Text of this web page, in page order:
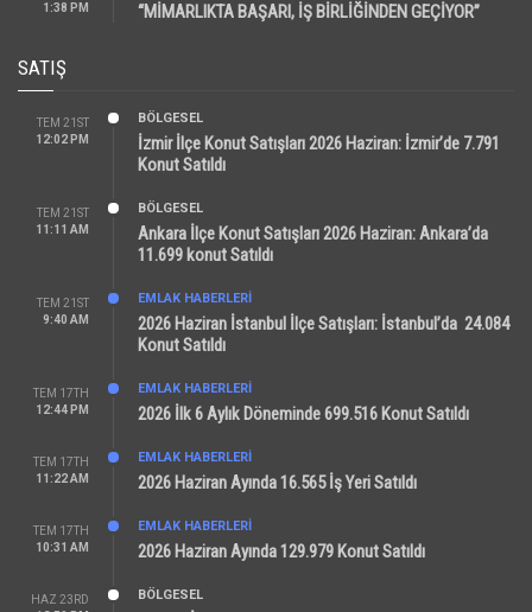
1:38 PM
“MİMARLIKTA BAŞARI, İŞ BİRLİĞİNDEN GEÇİYOR”
SATIŞ
TEM 21ST
12:02 PM
BÖLGESEL
İzmir İlçe Konut Satışları 2026 Haziran: İzmir’de 7.791
Konut Satıldı
TEM 21ST
11:11 AM
BÖLGESEL
Ankara İlçe Konut Satışları 2026 Haziran: Ankara’da
11.699 konut Satıldı
TEM 21ST
9:40 AM
EMLAK HABERLERI
2026 Haziran İstanbul İlçe Satışları: İstanbul’da 24.084
Konut Satıldı
TEM 17TH
12:44 PM
EMLAK HABERLERI
2026 İlk 6 Aylık Döneminde 699.516 Konut Satıldı
TEM 17TH
11:22 AM
EMLAK HABERLERI
2026 Haziran Ayında 16.565 İş Yeri Satıldı
TEM 17TH
10:31 AM
EMLAK HABERLERI
2026 Haziran Ayında 129.979 Konut Satıldı
HAZ 23RD
BÖLGESEL